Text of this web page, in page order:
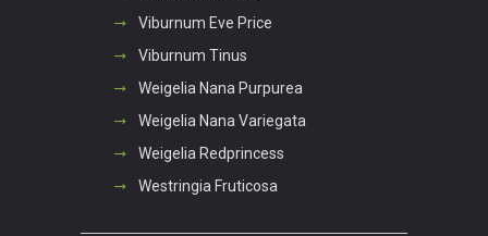
Viburnum Eve Price
Viburnum Tinus
Weigelia Nana Purpurea
Weigelia Nana Variegata
Weigelia Redprincess
Westringia Fruticosa